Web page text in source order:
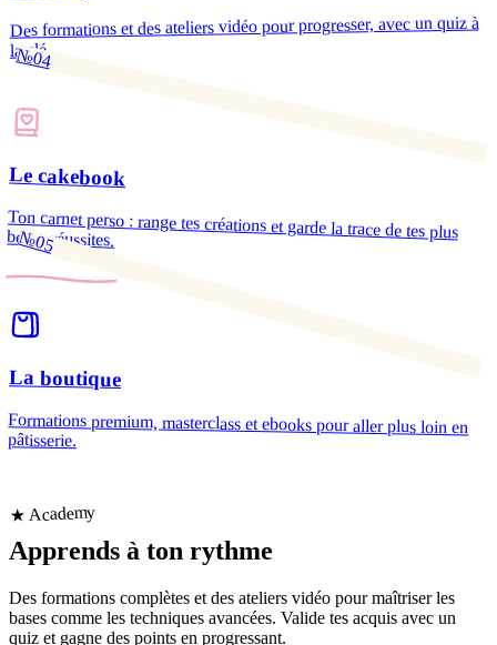
Des formations et des ateliers vidéo pour progresser, avec un quiz à
la clé.
№04
Le cakebook
Ton carnet perso : range tes créations et garde la trace de tes plus
belles réussites.
№05
La boutique
Formations premium, masterclass et ebooks pour aller plus loin en
pâtisserie.
★ Academy
Apprends à ton rythme
Des formations complètes et des ateliers vidéo pour maîtriser les
bases comme les techniques avancées. Valide tes acquis avec un
quiz et gagne des points en progressant.